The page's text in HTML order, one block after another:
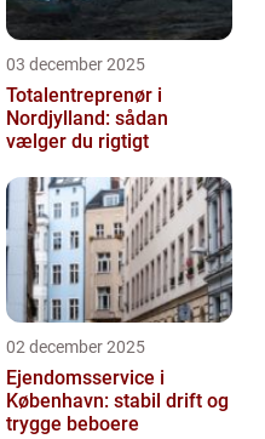
03 december 2025
Totalentreprenør i
Nordjylland: sådan
vælger du rigtigt
02 december 2025
Ejendomsservice i
København: stabil drift og
trygge beboere